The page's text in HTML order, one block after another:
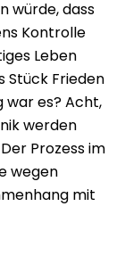
würde, dass
Kontrolle
Leben
Stück Frieden
war es? Acht,
werden
Prozess im
wegen
mit